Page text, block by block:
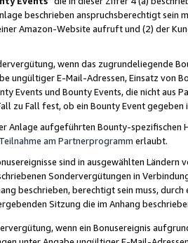
beschrieben anspruchsberechtigt sein
Amazon-Website aufruft und (2) der
wenn das zugrundeliegende
ungültiger E-Mail-Adressen, Einsatz von
Events und Bounty Events, die nicht
zu Fall fest, ob ein Bounty Event
Anlage aufgeführten Bounty-spezifischen
am Partnerprogramm erlaubt.
sind in ausgewählten Ländern
Sondervergütungen in
beschrieben, berechtigt sein muss,
Sitzung die im Anhang
wenn ein Bonusereignis